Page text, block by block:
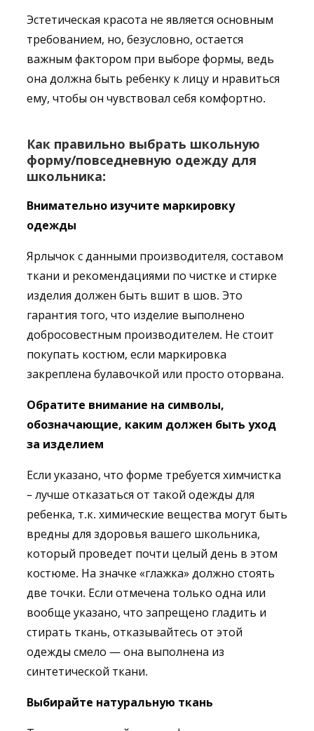
Эстетическая красота не является основным
требованием, но, безусловно, остается
важным фактором при выборе формы, ведь
она должна быть ребенку к лицу и нравиться
ему, чтобы он чувствовал себя комфортно.
Как правильно выбрать школьную
форму/повседневную одежду для
школьника:
Внимательно изучите маркировку
одежды
Ярлычок с данными производителя, составом
ткани и рекомендациями по чистке и стирке
изделия должен быть вшит в шов. Это
гарантия того, что изделие выполнено
добросовестным производителем. Не стоит
покупать костюм, если маркировка
закреплена булавочкой или просто оторвана.
Обратите внимание на символы,
обозначающие, каким должен быть уход
за изделием
Если указано, что форме требуется химчистка
– лучше отказаться от такой одежды для
ребенка, т.к. химические вещества могут быть
вредны для здоровья вашего школьника,
который проведет почти целый день в этом
костюме. На значке «глажка» должно стоять
две точки. Если отмечена только одна или
вообще указано, что запрещено гладить и
стирать ткань, отказывайтесь от этой
одежды смело — она выполнена из
синтетической ткани.
Выбирайте натуральную ткань